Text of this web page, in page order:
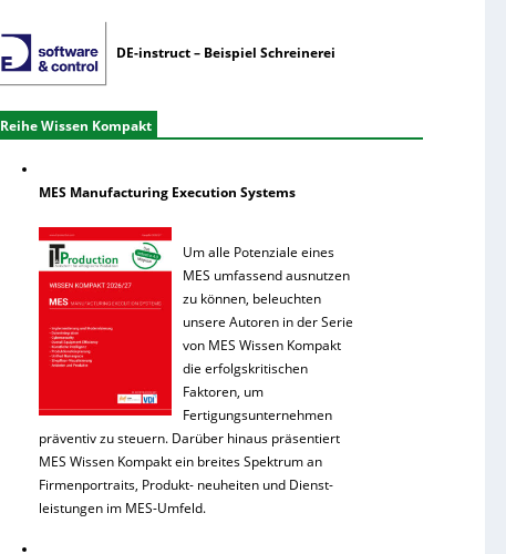
DE-instruct – Beispiel Schreinerei
Reihe Wissen Kompakt
MES Manufacturing Execution Systems
Um alle Potenziale eines
MES umfassend ausnutzen
zu können, beleuchten
unsere Autoren in der Serie
von MES Wissen Kompakt
die erfolgskritischen
Faktoren, um
Fertigungsunternehmen
präventiv zu steuern. Darüber hinaus präsentiert
MES Wissen Kompakt ein breites Spektrum an
Firmenportraits, Produkt- neuheiten und Dienst-
leistungen im MES-Umfeld.